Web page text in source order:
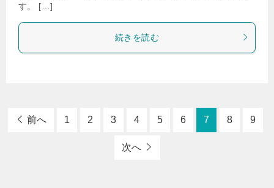
す。 […]
続きを読む
前へ 1 2 3 4 5 6 7 8 9
次へ